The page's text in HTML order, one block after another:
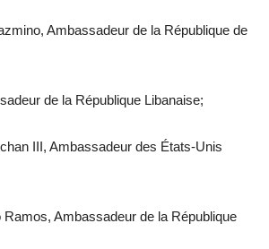
Ambassadeur de la République de
de la République Libanaise;
III, Ambassadeur des États-Unis
Ambassadeur de la République